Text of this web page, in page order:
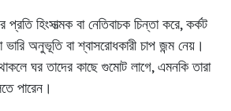
হিংসাত্মক বা নেতিবাচক চিন্তা করে, কর্কট
ভারি অনুভূতি বা শ্বাসরোধকারী চাপ জন্ম নেয়।
ঘর তাদের কাছে গুমোট লাগে, এমনকি তারা
পারেন।